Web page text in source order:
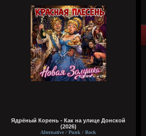
Ядрёный Корень - Как на улице Донской
(2026)
Alternative / Punk / Rock